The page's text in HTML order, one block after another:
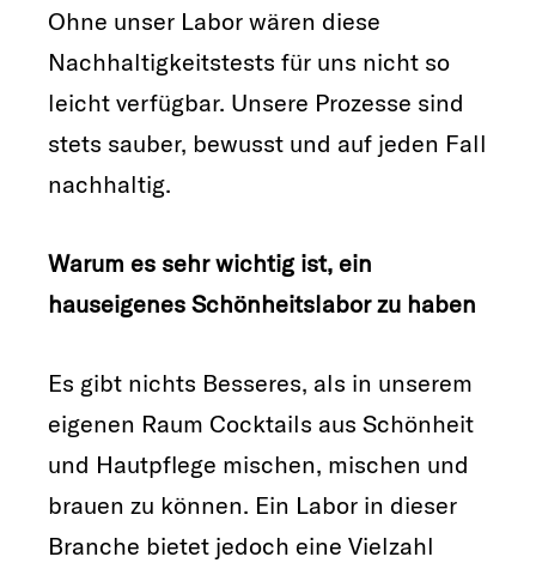
Ohne unser Labor wären diese
Nachhaltigkeitstests für uns nicht so
leicht verfügbar. Unsere Prozesse sind
stets sauber, bewusst und auf jeden Fall
nachhaltig.
Warum es sehr wichtig ist, ein
hauseigenes Schönheitslabor zu haben
Es gibt nichts Besseres, als in unserem
eigenen Raum Cocktails aus Schönheit
und Hautpflege mischen, mischen und
brauen zu können. Ein Labor in dieser
Branche bietet jedoch eine Vielzahl